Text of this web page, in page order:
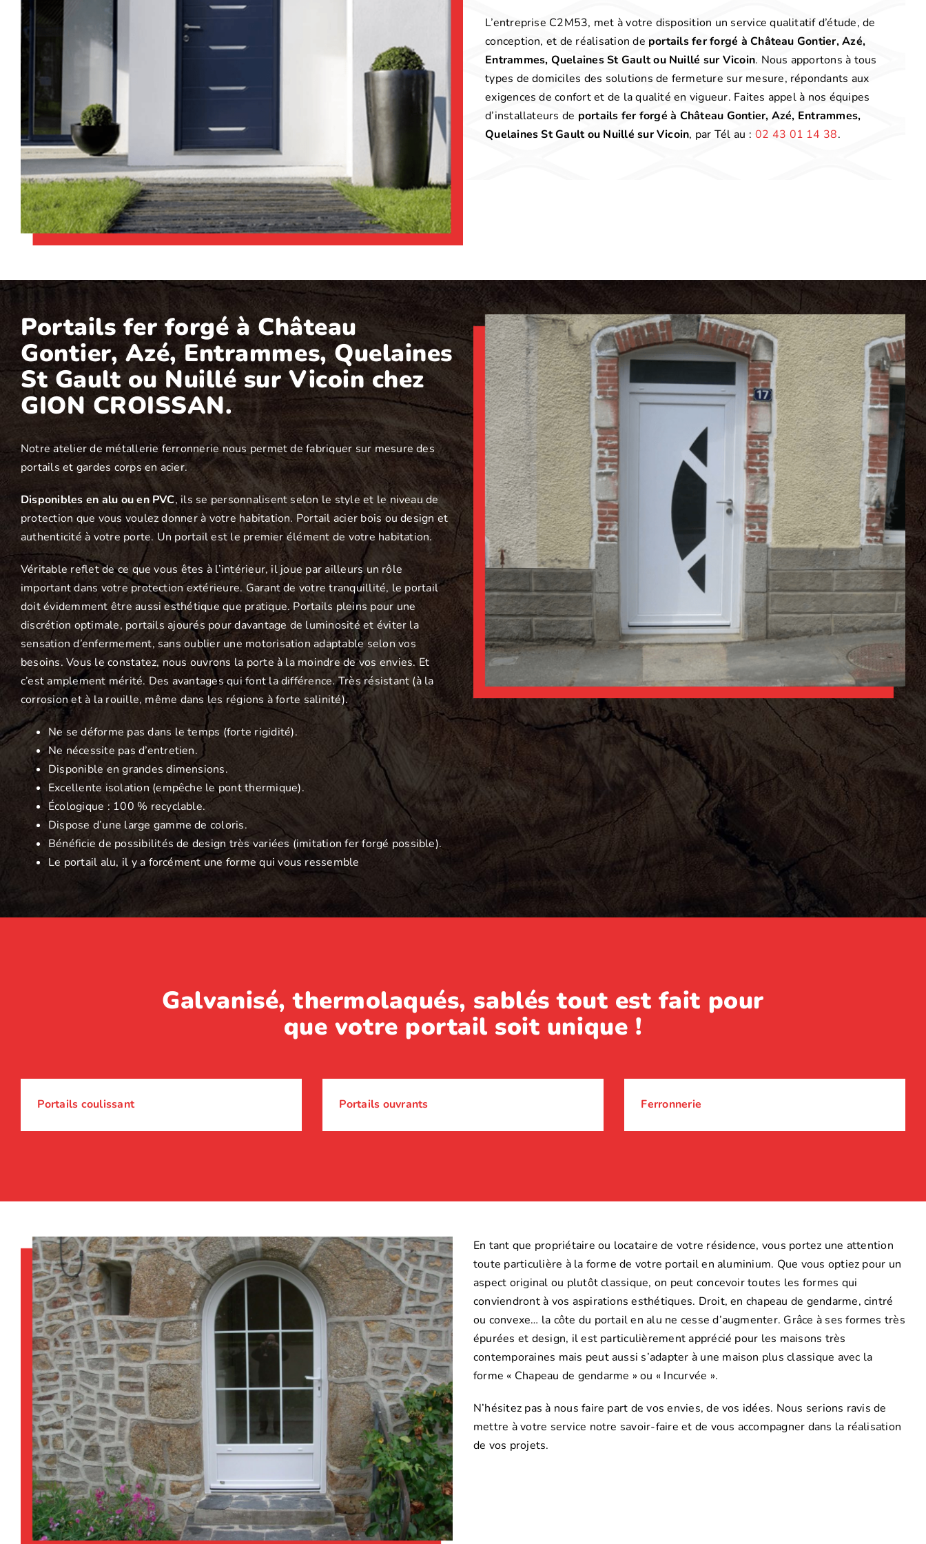
L’entreprise C2M53, met à votre disposition un service qualitatif d’étude, de
conception, et de réalisation de portails fer forgé à Château Gontier, Azé,
Entrammes, Quelaines St Gault ou Nuillé sur Vicoin. Nous apportons à tous
types de domiciles des solutions de fermeture sur mesure, répondants aux
exigences de confort et de la qualité en vigueur. Faites appel à nos équipes
d’installateurs de portails fer forgé à Château Gontier, Azé, Entrammes,
Quelaines St Gault ou Nuillé sur Vicoin, par Tél au : 02 43 01 14 38.
Portails fer forgé à Château
Gontier, Azé, Entrammes, Quelaines
St Gault ou Nuillé sur Vicoin chez
GION CROISSAN.
Notre atelier de métallerie ferronnerie nous permet de fabriquer sur mesure des
portails et gardes corps en acier.
Disponibles en alu ou en PVC, ils se personnalisent selon le style et le niveau de
protection que vous voulez donner à votre habitation. Portail acier bois ou design et
authenticité à votre porte. Un portail est le premier élément de votre habitation.
Véritable reflet de ce que vous êtes à l’intérieur, il joue par ailleurs un rôle
important dans votre protection extérieure. Garant de votre tranquillité, le portail
doit évidemment être aussi esthétique que pratique. Portails pleins pour une
discrétion optimale, portails ajourés pour davantage de luminosité et éviter la
sensation d’enfermement, sans oublier une motorisation adaptable selon vos
besoins. Vous le constatez, nous ouvrons la porte à la moindre de vos envies. Et
c’est amplement mérité. Des avantages qui font la différence. Très résistant (à la
corrosion et à la rouille, même dans les régions à forte salinité).
Ne se déforme pas dans le temps (forte rigidité).
Ne nécessite pas d’entretien.
Disponible en grandes dimensions.
Excellente isolation (empêche le pont thermique).
Écologique : 100 % recyclable.
Dispose d’une large gamme de coloris.
Bénéficie de possibilités de design très variées (imitation fer forgé possible).
Le portail alu, il y a forcément une forme qui vous ressemble
Galvanisé, thermolaqués, sablés tout est fait pour
que votre portail soit unique !
Portails coulissant Portails ouvrants Ferronnerie
En tant que propriétaire ou locataire de votre résidence, vous portez une attention
toute particulière à la forme de votre portail en aluminium. Que vous optiez pour un
aspect original ou plutôt classique, on peut concevoir toutes les formes qui
conviendront à vos aspirations esthétiques. Droit, en chapeau de gendarme, cintré
ou convexe… la côte du portail en alu ne cesse d’augmenter. Grâce à ses formes très
épurées et design, il est particulièrement apprécié pour les maisons très
contemporaines mais peut aussi s’adapter à une maison plus classique avec la
forme « Chapeau de gendarme » ou « Incurvée ».
N’hésitez pas à nous faire part de vos envies, de vos idées. Nous serions ravis de
mettre à votre service notre savoir-faire et de vous accompagner dans la réalisation
de vos projets.